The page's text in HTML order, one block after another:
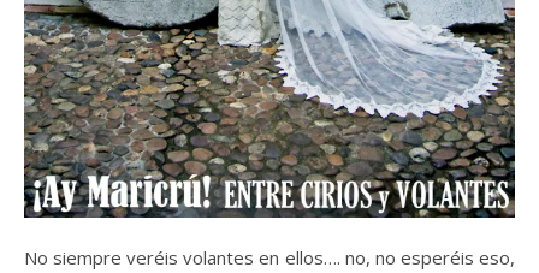
No siempre veréis volantes en ellos…. no, no esperéis eso,